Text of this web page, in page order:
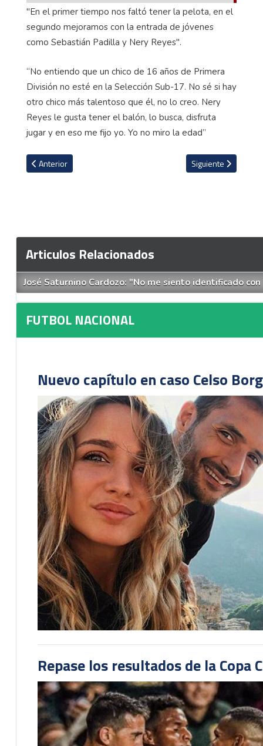
"En el primer tiempo nos faltó tener la pelota, en el
segundo mejoramos con la entrada de jóvenes
como Sebastián Padilla y Nery Reyes".
“No entiendo que un chico de 16 años de Primera
División no esté en la Selección Sub-17. No sé si hay
otro chico más talentoso que él, no lo creo. Nery
Reyes le gusta tener el balón, lo busca, disfruta
jugar y en eso me fijo yo. Yo no miro la edad”
Artículo anterior: Puntarenas sonríe junto a Herediano en
Anterior Artículo siguiente:
Siguiente
Articulos Relacionados
José Saturnino Cardozo: "No me siento identificado
FUTBOL NACIONAL
Nuevo capítulo en caso Celso
Repase los resultados de la Copa